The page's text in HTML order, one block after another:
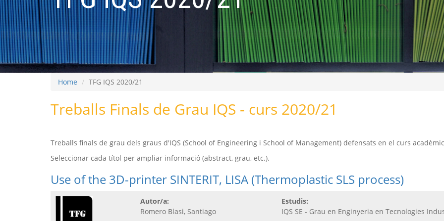
Home TFG IQS 2020/21
Treballs Finals de Grau IQS - curs 2020/21
Treballs finals de grau dels graus d'IQS (School of Engineering i School of Management) defensats en el curs
Seleccionar cada títol per ampliar informació (abstract, grau, etc.).
Use of the 3D-printer SINTERIT, LISA (Thermoplastic SLS process)
Autor/a:
Romero Blasi, Santiago
Estudis:
IQS SE - Grau en Enginyeria en Tecnologies